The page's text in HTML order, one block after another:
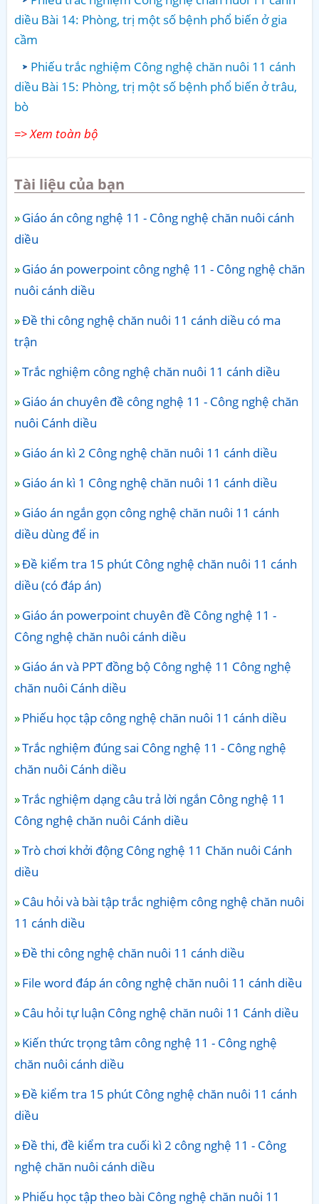
diều Bài 14: Phòng, trị một số bệnh phổ biến ở gia
cầm
Phiếu trắc nghiệm Công nghệ chăn nuôi 11 cánh
diều Bài 15: Phòng, trị một số bệnh phổ biến ở trâu,
bò
=> Xem toàn bộ
Tài liệu của bạn
Giáo án công nghệ 11 - Công nghệ chăn nuôi cánh
diều
Giáo án powerpoint công nghệ 11 - Công nghệ chăn
nuôi cánh diều
Đề thi công nghệ chăn nuôi 11 cánh diều có ma
trận
Trắc nghiệm công nghệ chăn nuôi 11 cánh diều
Giáo án chuyên đề công nghệ 11 - Công nghệ chăn
nuôi Cánh diều
Giáo án kì 2 Công nghệ chăn nuôi 11 cánh diều
Giáo án kì 1 Công nghệ chăn nuôi 11 cánh diều
Giáo án ngắn gọn công nghệ chăn nuôi 11 cánh
diều dùng để in
Đề kiểm tra 15 phút Công nghệ chăn nuôi 11 cánh
diều (có đáp án)
Giáo án powerpoint chuyên đề Công nghệ 11 -
Công nghệ chăn nuôi cánh diều
Giáo án và PPT đồng bộ Công nghệ 11 Công nghệ
chăn nuôi Cánh diều
Phiếu học tập công nghệ chăn nuôi 11 cánh diều
Trắc nghiệm đúng sai Công nghệ 11 - Công nghệ
chăn nuôi Cánh diều
Trắc nghiệm dạng câu trả lời ngắn Công nghệ 11
Công nghệ chăn nuôi Cánh diều
Trò chơi khởi động Công nghệ 11 Chăn nuôi Cánh
diều
Câu hỏi và bài tập trắc nghiệm công nghệ chăn nuôi
11 cánh diều
Đề thi công nghệ chăn nuôi 11 cánh diều
File word đáp án công nghệ chăn nuôi 11 cánh diều
Câu hỏi tự luận Công nghệ chăn nuôi 11 Cánh diều
Kiến thức trọng tâm công nghệ 11 - Công nghệ
chăn nuôi cánh diều
Đề kiểm tra 15 phút Công nghệ chăn nuôi 11 cánh
diều
Đề thi, đề kiểm tra cuối kì 2 công nghệ 11 - Công
nghệ chăn nuôi cánh diều
Phiếu học tập theo bài Công nghệ chăn nuôi 11